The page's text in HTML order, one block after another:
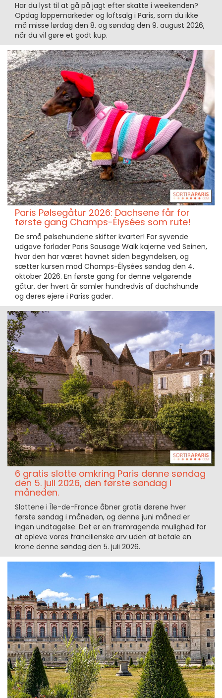
Har du lyst til at gå på jagt efter skatte i weekenden?
Opdag loppemarkeder og loftsalg i Paris, som du ikke
må misse lørdag den 8. og søndag den 9. august 2026,
når du vil gøre et godt kup.
Paris Pølsegåtur 2026: Dachsene får for
første gang Champs-Élysées som rute!
De små pølsehundene skifter kvarter! For syvende
udgave forlader Paris Sausage Walk kajerne ved Seinen,
hvor den har været havnet siden begyndelsen, og
sætter kursen mod Champs-Élysées søndag den 4.
oktober 2026. En første gang for denne velgørende
gåtur, der hvert år samler hundredvis af dachshunde
og deres ejere i Pariss gader.
6 gratis slotte omkring Paris denne søndag
den 5. juli 2026, den første søndag i
måneden.
Slottene i Île-de-France åbner gratis dørene hver
første søndag i måneden, og denne juni måned er
ingen undtagelse. Det er en fremragende mulighed for
at opleve vores francilienske arv uden at betale en
krone denne søndag den 5. juli 2026.